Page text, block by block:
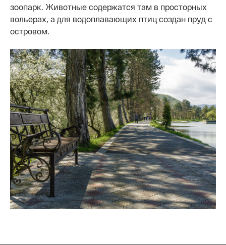
зоопарк. Животные содержатся там в просторных
вольерах, а для водоплавающих птиц создан пруд с
островом.